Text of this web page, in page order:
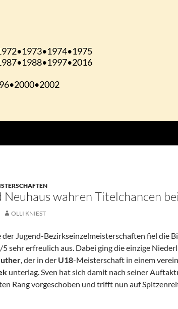
Neuhaus wahren Titelchancen
OLLI KNIEST
Jugend-Bezirkseinzelmeisterschaften fiel die
sehr erfreulich aus. Dabei ging die einzige
, der in der U18-Meisterschaft in einem
unterlag. Sven hat sich damit nach seiner
Rang vorgeschoben und trifft nun auf